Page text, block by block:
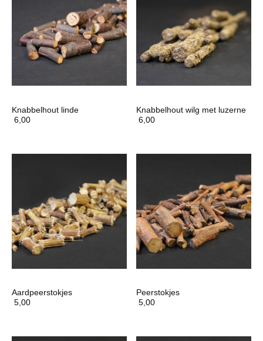
Knabbelhout linde
6,00
Knabbelhout wilg met luzerne
6,00
Aardpeerstokjes
5,00
Peerstokjes
5,00